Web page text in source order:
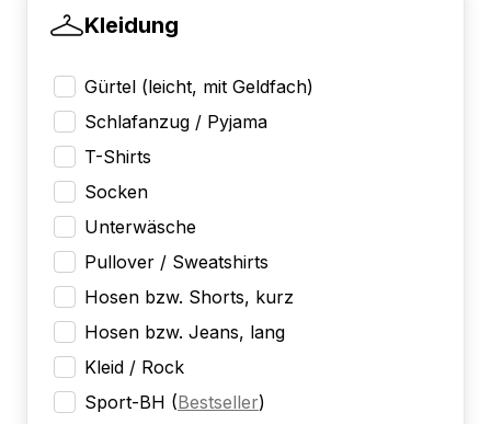
Kleidung
Gürtel (leicht, mit Geldfach)
Schlafanzug / Pyjama
T-Shirts
Socken
Unterwäsche
Pullover / Sweatshirts
Hosen bzw. Shorts, kurz
Hosen bzw. Jeans, lang
Kleid / Rock
Sport-BH (Bestseller)